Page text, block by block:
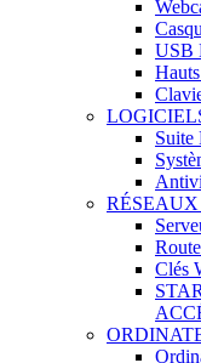
USB
Suite
Clés